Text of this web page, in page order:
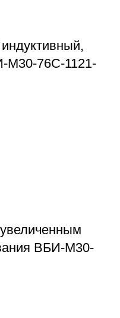
М30-76С-1121-
ВБИ-М30-